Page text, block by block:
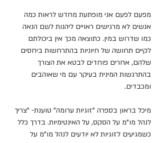
מפעם לפעם אני מופתעת מחדש לראות כמה
אנשים לא מרגישים ראויים ליהנות לשם הנאה
כמו שדרוש במין. כתוצאה מכך אין ביכולתם
לקיים תחושה של חיוניות בהתרחשות ביחסים
שלהם, אחרים פוחדים לבטא את הצורך
בהתרגשות המינית בעיקר עם מי שאוהבים
ומכבדים.
מיכל בראון בספרה "זוגיות ערומה" טוענת- "צריך
לנהל מו"מ על הסקס, על האינטימיות. בדרך כלל
כשמגיעים לזוגיות לא יודעים לנהל מו"מ על